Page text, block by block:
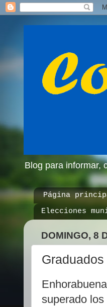
Blog para informar,
Página
Elecciones
DOMINGO, 8
superado